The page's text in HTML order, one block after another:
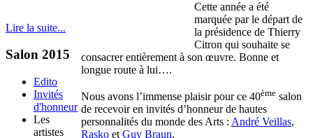
Cette année a été
marquée par le départ de
la présidence de Thierry
Citron qui souhaite se
consacrer entièrement à son œuvre. Bonne et
longue route à lui….
Nous avons l’immense plaisir pour ce 40ème salon
de recevoir en invités d’honneur de hautes
personnalités du monde des Arts : André Veillas,
Rasko etGuy Braun.
Lire la suite...
Salon 2015
Edito
Invités
d'honneur
Les
artistes